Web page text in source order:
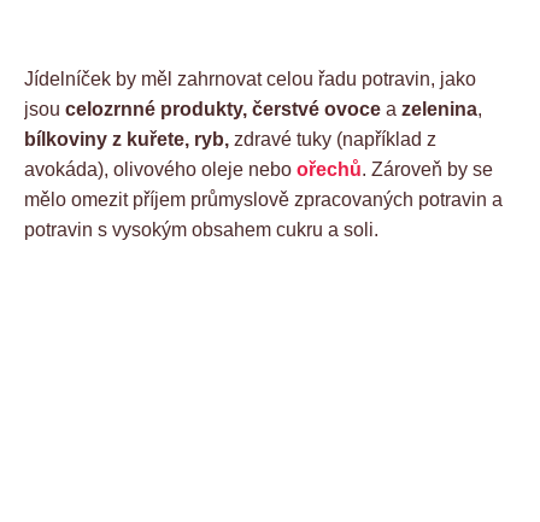
Jídelníček by měl zahrnovat celou řadu potravin, jako
jsou celozrnné produkty, čerstvé ovoce a zelenina,
bílkoviny z kuřete, ryb, zdravé tuky (například z
avokáda), olivového oleje nebo ořechů. Zároveň by se
mělo omezit příjem průmyslově zpracovaných potravin a
potravin s vysokým obsahem cukru a soli.